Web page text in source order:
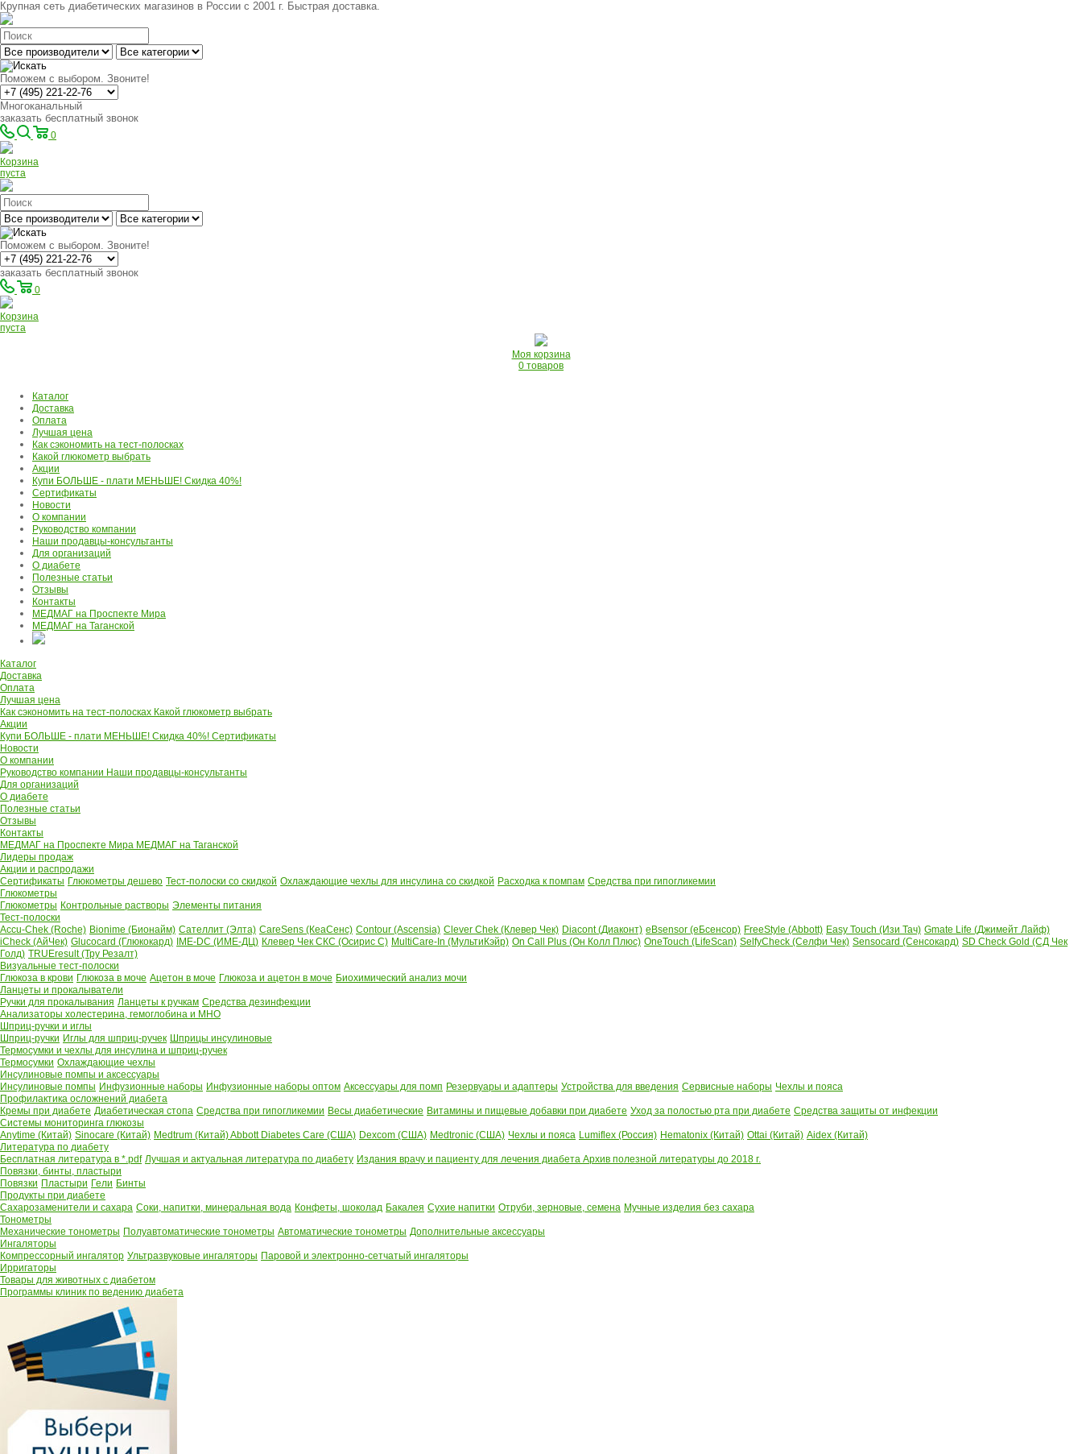
Крупная сеть диабетических магазинов в России с 2001 г. Быстрая доставка.
Поможем с выбором. Звоните!
Многоканальный
заказать бесплатный звонок
0
Корзина
пуста
Поможем с выбором. Звоните!
заказать бесплатный звонок
0
Корзина
пуста
Моя корзина
0 товаров
Каталог
Доставка
Оплата
Лучшая цена
Как сэкономить на тест-полосках
Какой глюкометр выбрать
Акции
Купи БОЛЬШЕ - плати МЕНЬШЕ! Скидка 40%!
Сертификаты
Новости
О компании
Руководство компании
Наши продавцы-консультанты
Для организаций
О диабете
Полезные статьи
Отзывы
Контакты
МЕДМАГ на Проспекте Мира
МЕДМАГ на Таганской
Каталог
Доставка
Оплата
Лучшая цена
Как сэкономить на тест-полосках Какой глюкометр выбрать
Акции
Купи БОЛЬШЕ - плати МЕНЬШЕ! Скидка 40%! Сертификаты
Новости
О компании
Руководство компании Наши продавцы-консультанты
Для организаций
О диабете
Полезные статьи
Отзывы
Контакты
МЕДМАГ на Проспекте Мира МЕДМАГ на Таганской
Лидеры продаж
Акции и распродажи
Сертификаты Глюкометры дешево Тест-полоски со скидкой Охлаждающие чехлы для инсулина со скидкой Расходка к помпам Средства при гипогликемии
Глюкометры
Глюкометры Контрольные растворы Элементы питания
Тест-полоски
Accu-Chek (Roche) Bionime (Бионайм) Сателлит (Элта) CareSens (КеаСенс) Contour (Ascensia) Clever Chek (Клевер Чек) Diacont (Диаконт) eBsensor (еБсенсор) FreeStyle (Abbott) Easy Touch (Изи Тач) Gmate Life (Джимейт Лайф)
iCheck (АйЧек) Glucocard (Глюкокард) IME-DC (ИМЕ-ДЦ) Клевер Чек СКС (Осирис С) MultiCare-In (МультиКэйр) On Call Plus (Он Колл Плюс) OneTouch (LifeScan) SelfyCheck (Селфи Чек) Sensocard (Сенсокард) SD Check Gold (СД Чек
Голд) TRUEresult (Тру Резалт)
Визуальные тест-полоски
Глюкоза в крови Глюкоза в моче Ацетон в моче Глюкоза и ацетон в моче Биохимический анализ мочи
Ланцеты и прокалыватели
Ручки для прокалывания Ланцеты к ручкам Средства дезинфекции
Анализаторы холестерина, гемоглобина и МНО
Шприц-ручки и иглы
Шприц-ручки Иглы для шприц-ручек Шприцы инсулиновые
Термосумки и чехлы для инсулина и шприц-ручек
Термосумки Охлаждающие чехлы
Инсулиновые помпы и аксессуары
Инсулиновые помпы Инфузионные наборы Инфузионные наборы оптом Аксессуары для помп Резервуары и адаптеры Устройства для введения Сервисные наборы Чехлы и пояса
Профилактика осложнений диабета
Кремы при диабете Диабетическая стопа Средства при гипогликемии Весы диабетические Витамины и пищевые добавки при диабете Уход за полостью рта при диабете Средства защиты от инфекции
Системы мониторинга глюкозы
Anytime (Китай) Sinocare (Китай) Medtrum (Китай)Abbott Diabetes Care (США) Dexcom (США) Medtronic (США) Чехлы и пояса Lumiflex (Россия) Hematonix (Китай) Ottai (Китай) Aidex (Китай)
Литература по диабету
Бесплатная литература в *.pdf Лучшая и актуальная литература по диабету Издания врачу и пациенту для лечения диабета Архив полезной литературы до 2018 г.
Повязки, бинты, пластыри
Повязки Пластыри Гели Бинты
Продукты при диабете
Сахарозаменители и сахара Соки, напитки, минеральная вода Конфеты, шоколад Бакалея Сухие напитки Отруби, зерновые, семена Мучные изделия без сахара
Тонометры
Механические тонометры Полуавтоматические тонометры Автоматические тонометры Дополнительные аксессуары
Ингаляторы
Компрессорный ингалятор Ультразвуковые ингаляторы Паровой и электронно-сетчатый ингаляторы
Ирригаторы
Товары для животных с диабетом
Программы клиник по ведению диабета